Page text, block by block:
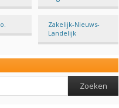
Zakelijk-Nieuws-
Landelijk